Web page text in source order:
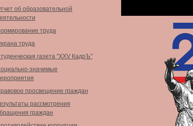
об образовательной
труда
труда
газета "XXV КадрЪ"
значимые
просвещение граждан
рассмотрения
граждан